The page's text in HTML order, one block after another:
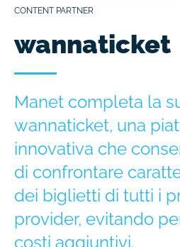
CONTENT PARTNER
wannaticket
Manet completa la
wannaticket, una
innovativa che
di confrontare
dei biglietti di tutti i
provider, evitando
costi aggiuntivi.